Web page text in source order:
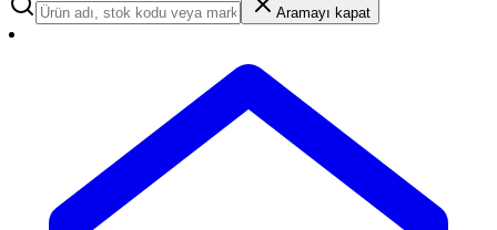
Aramayı kapat